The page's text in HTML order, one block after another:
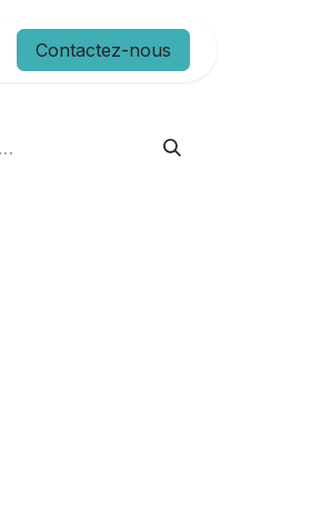
Produits Blog Postes
Contactez-nous